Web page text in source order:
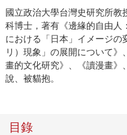
國立政治大學台灣史研究所教
科博士，著有《邊緣的自由人
における「日本」イメージの
リ）現象」の展開について
畫的文化研究》、《讀漫畫》
說、被貓抱。
目錄